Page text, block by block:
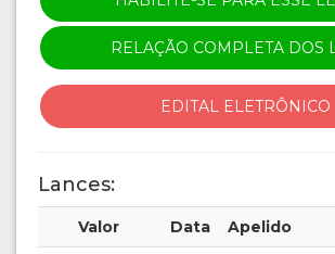
RELAÇÃO COMPLETA DOS
EDITAL ELETRÔNICO
Lances:
Valor Data Apelido